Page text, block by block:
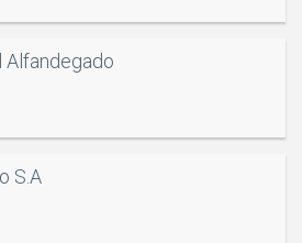
Alfandegado
S.A